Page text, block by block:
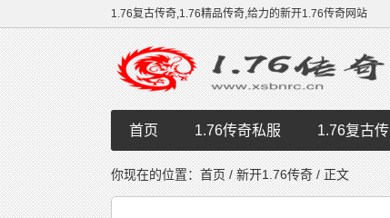
1.76复古传奇,1.76精品传奇,给力的新开1.76传奇网站
首页 1.76传奇私服 1.76复古
你现在的位置：首页/新开1.76传奇/ 正文